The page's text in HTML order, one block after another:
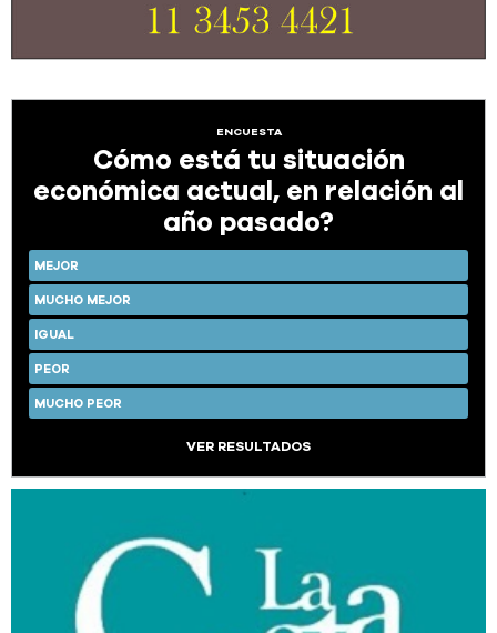
ENCUESTA
Cómo está tu situación
económica actual, en relación al
año pasado?
MEJOR
MUCHO MEJOR
IGUAL
PEOR
MUCHO PEOR
VER RESULTADOS